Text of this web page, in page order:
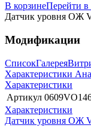
В корзинеПерейти в
Датчик уровня ОЖ
Модификации
СписокГалерея
Характеристики
Характеристики
Артикул
Характеристики
Датчик уровня ОЖ